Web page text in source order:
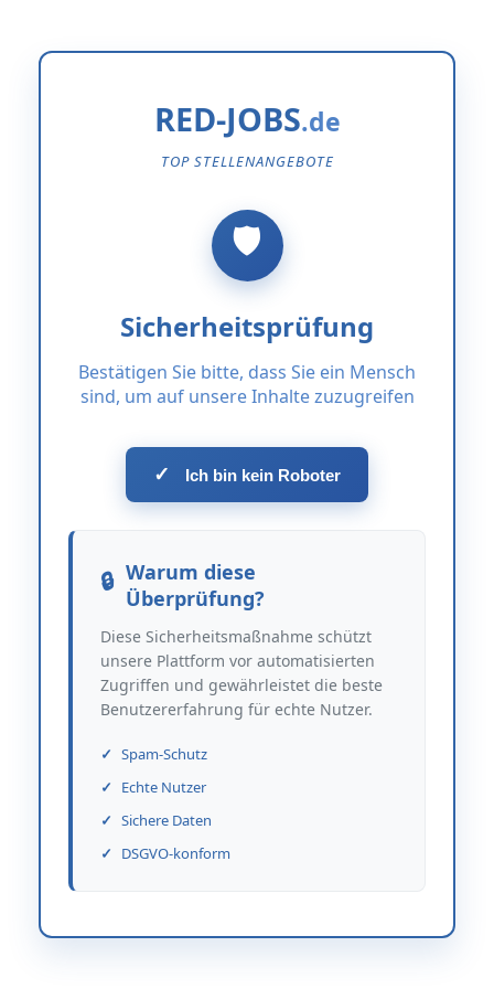
RED-JOBS
TOP STELLENANGEBOTE
Sicherheitsprüfung
Bestätigen Sie bitte, dass Sie ein Mensch
sind, um auf unsere Inhalte zuzugreifen
✓ Ich bin kein Roboter
Warum diese
Überprüfung?
Diese Sicherheitsmaßnahme schützt
unsere Plattform vor automatisierten
Zugriffen und gewährleistet die beste
Benutzererfahrung für echte Nutzer.
Spam-Schutz
Echte Nutzer
Sichere Daten
DSGVO-konform